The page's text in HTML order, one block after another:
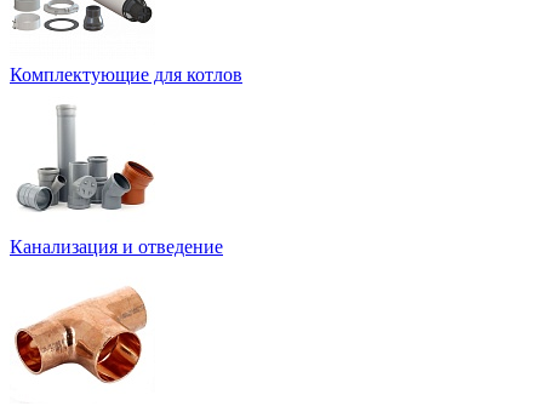
Комплектующие для котлов
Канализация и отведение